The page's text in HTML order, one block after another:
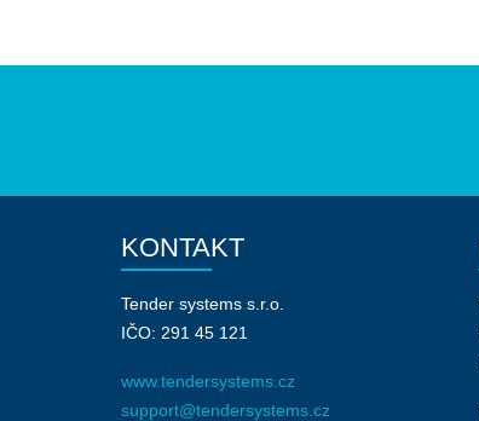
KONTAKT
Tender systems s.r.o.
IČO: 291 45 121
www.tendersystems.cz
support@tendersystems.cz